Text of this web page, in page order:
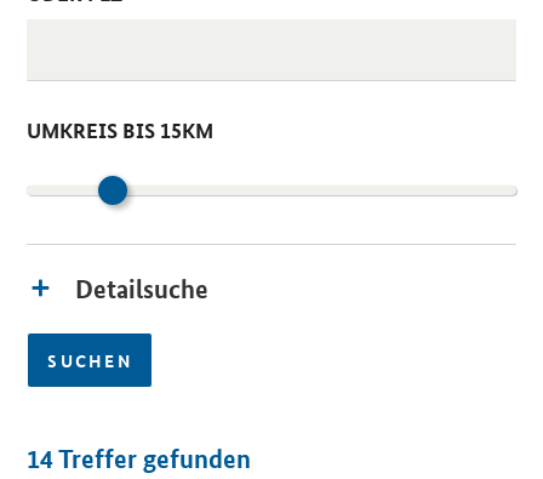
UMKREIS BIS 15KM
Detailsuche
SUCHEN
14Treffer gefunden